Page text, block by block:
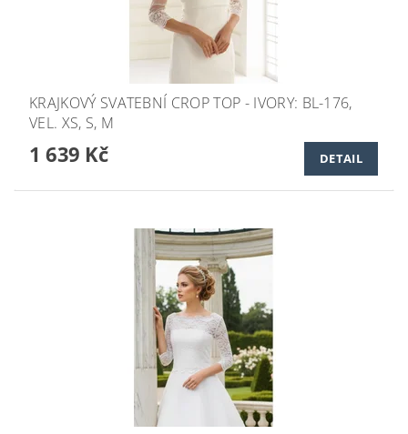
KRAJKOVÝ SVATEBNÍ CROP TOP - IVORY: BL-176,
VEL. XS, S, M
1 639 Kč DETAIL